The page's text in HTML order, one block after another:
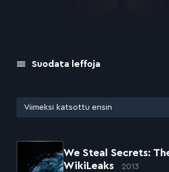
Suodata leffoja
We Steal Secrets:
WikiLeaks
2013